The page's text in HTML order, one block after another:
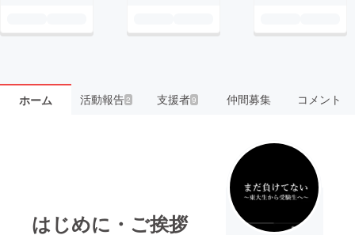
ホーム 活動報告2 支援者9 仲間募集 コメント
はじめに・ご挨拶